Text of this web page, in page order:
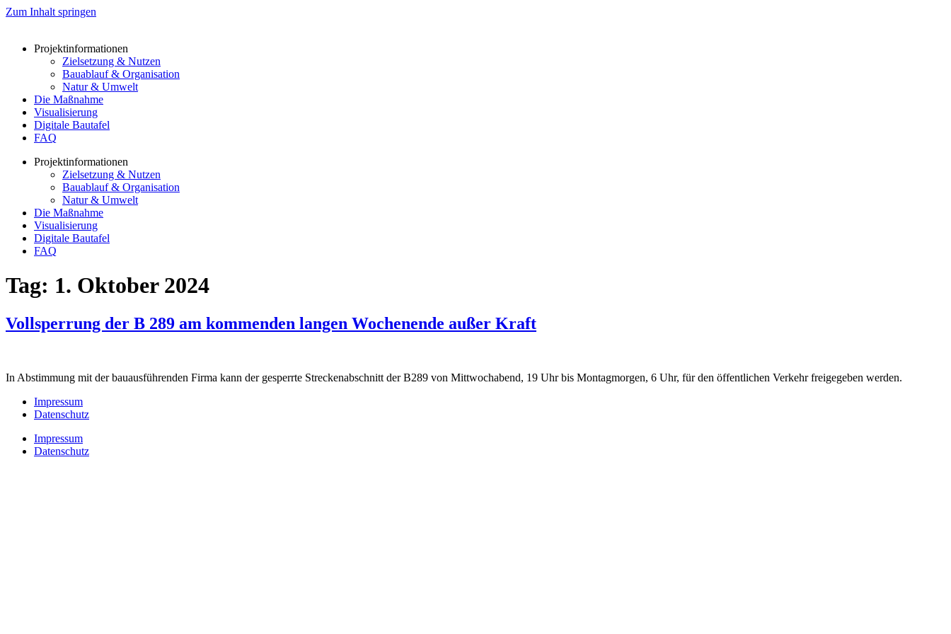
Zum Inhalt springen
Projektinformationen
Zielsetzung & Nutzen
Bauablauf & Organisation
Natur & Umwelt
Die Maßnahme
Visualisierung
Digitale Bautafel
FAQ
Projektinformationen
Zielsetzung & Nutzen
Bauablauf & Organisation
Natur & Umwelt
Die Maßnahme
Visualisierung
Digitale Bautafel
FAQ
Tag: 1. Oktober 2024
Vollsperrung der B 289 am kommenden langen Wochenende außer Kraft
In Abstimmung mit der bauausführenden Firma kann der gesperrte Streckenabschnitt der B289 von Mittwochabend, 19 Uhr bis Montagmorgen, 6 Uhr, für den öffentlichen Verkehr freigegeben werden.
Impressum
Datenschutz
Impressum
Datenschutz